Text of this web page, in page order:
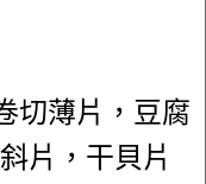
切薄片，豆腐
片，干貝片